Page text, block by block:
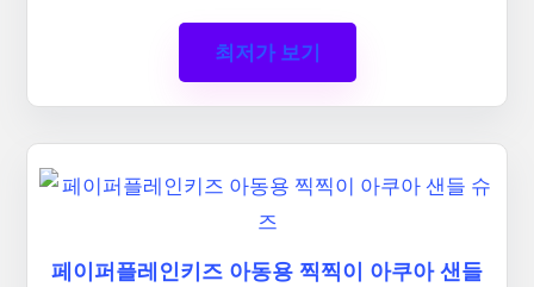
최저가 보기
페이퍼플레인키즈 아동용 찍찍이 아쿠아 샌들